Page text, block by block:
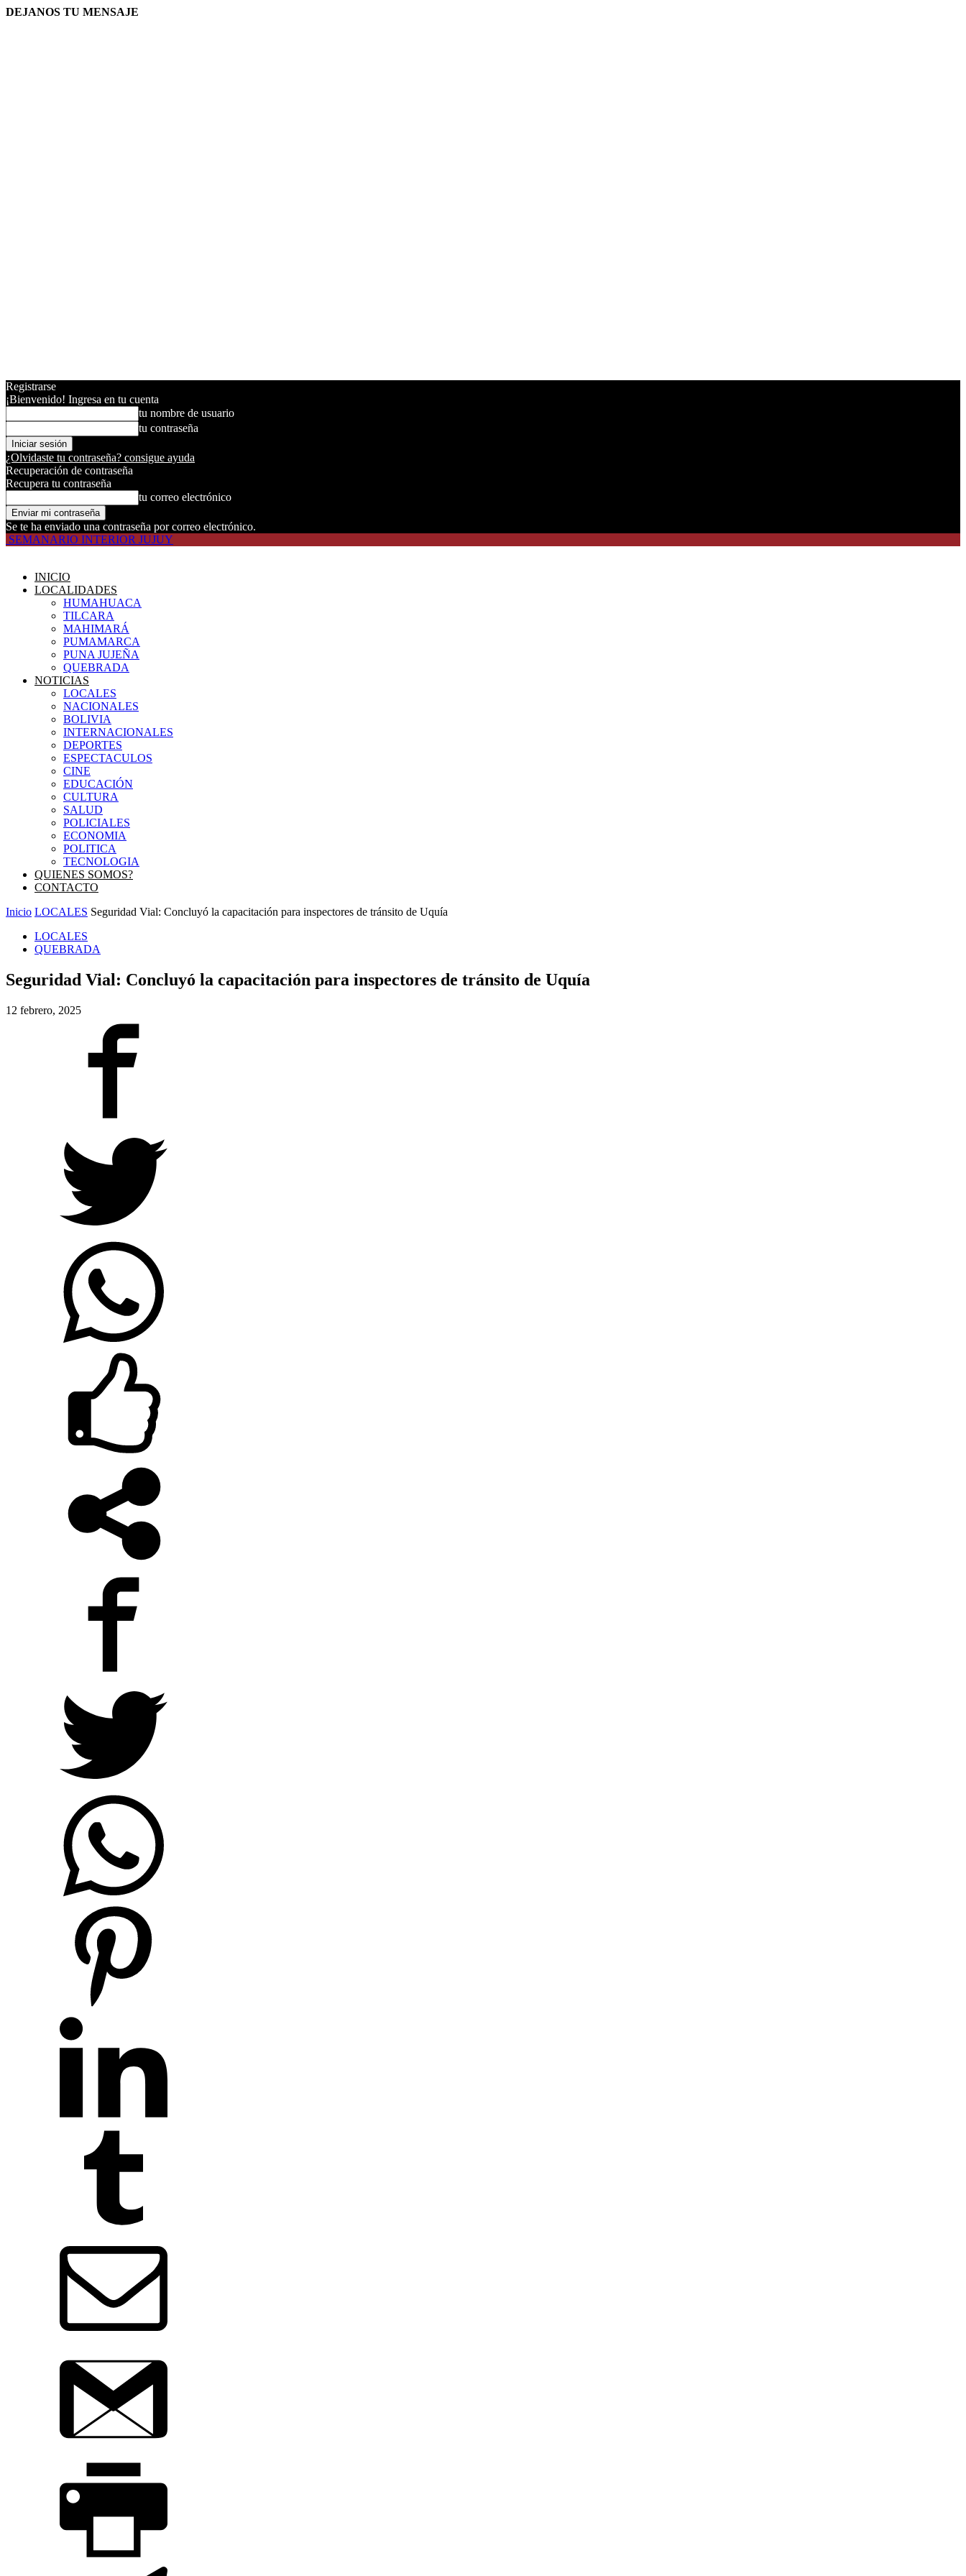
DEJANOS TU MENSAJE
Registrarse
¡Bienvenido! Ingresa en tu cuenta
tu nombre de usuario
tu contraseña
¿Olvidaste tu contraseña? consigue ayuda
Recuperación de contraseña
Recupera tu contraseña
tu correo electrónico
Se te ha enviado una contraseña por correo electrónico.
SEMANARIO INTERIOR JUJUY
INICIO
LOCALIDADES
HUMAHUACA
TILCARA
MAHIMARÁ
PUMAMARCA
PUNA JUJEÑA
QUEBRADA
NOTICIAS
LOCALES
NACIONALES
BOLIVIA
INTERNACIONALES
DEPORTES
ESPECTACULOS
CINE
EDUCACIÓN
CULTURA
SALUD
POLICIALES
ECONOMIA
POLITICA
TECNOLOGIA
QUIENES SOMOS?
CONTACTO
Inicio LOCALES Seguridad Vial: Concluyó la capacitación para inspectores de tránsito de Uquía
LOCALES
QUEBRADA
Seguridad Vial: Concluyó la capacitación para inspectores de tránsito de Uquía
12 febrero, 2025